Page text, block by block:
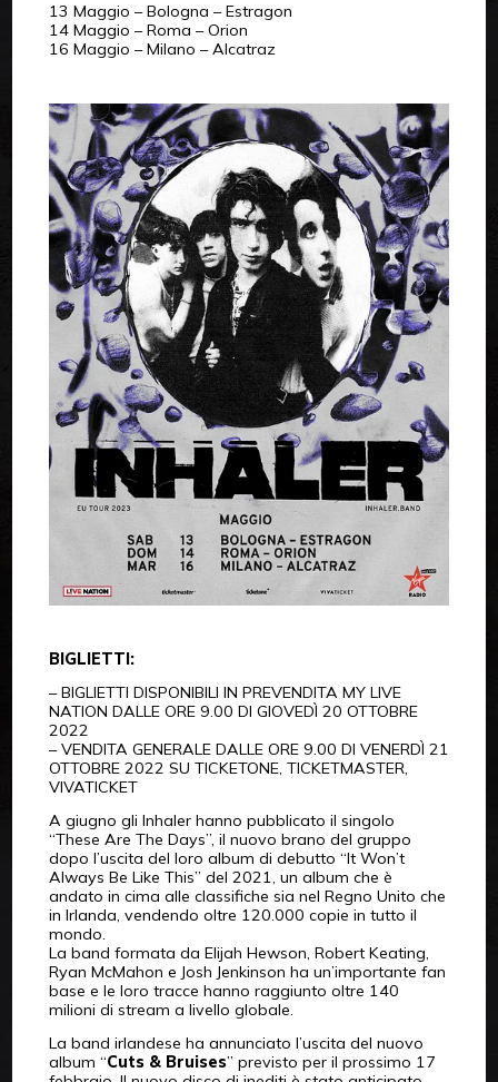
13 Maggio – Bologna – Estragon
14 Maggio – Roma – Orion
16 Maggio – Milano – Alcatraz
BIGLIETTI:
– BIGLIETTI DISPONIBILI IN PREVENDITA MY LIVE
NATION DALLE ORE 9.00 DI GIOVEDÌ 20 OTTOBRE
2022
– VENDITA GENERALE DALLE ORE 9.00 DI VENERDÌ 21
OTTOBRE 2022 SU TICKETONE, TICKETMASTER,
VIVATICKET
A giugno gli Inhaler hanno pubblicato il singolo
“These Are The Days”, il nuovo brano del gruppo
dopo l’uscita del loro album di debutto “It Won’t
Always Be Like This” del 2021, un album che è
andato in cima alle classifiche sia nel Regno Unito che
in Irlanda, vendendo oltre 120.000 copie in tutto il
mondo.
La band formata da Elijah Hewson, Robert Keating,
Ryan McMahon e Josh Jenkinson ha un’importante fan
base e le loro tracce hanno raggiunto oltre 140
milioni di stream a livello globale.
La band irlandese ha annunciato l’uscita del nuovo
album “Cuts & Bruises” previsto per il prossimo 17